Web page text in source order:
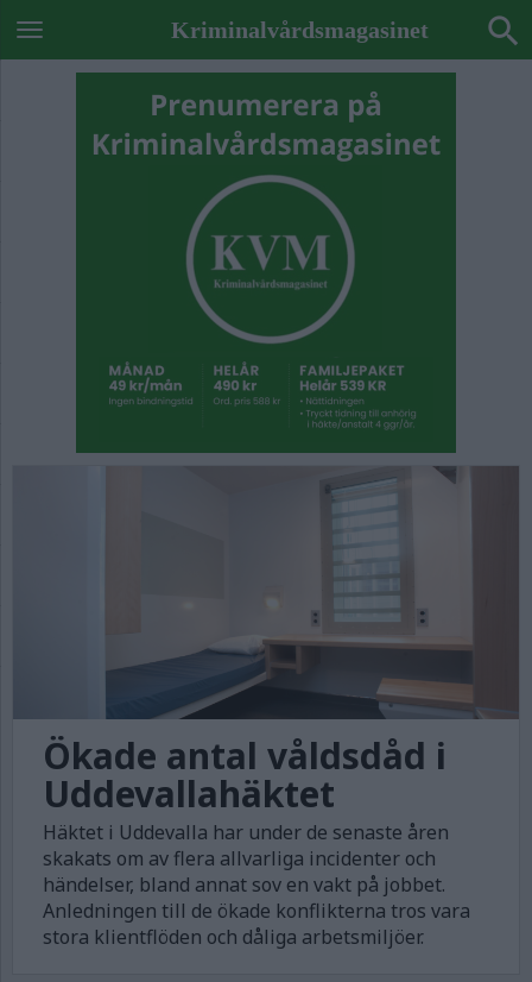
Kriminalvårdsmagasinet
Ökade antal våldsdåd i
Uddevallahäktet
Häktet i Uddevalla har under de senaste åren
skakats om av flera allvarliga incidenter och
händelser, bland annat sov en vakt på jobbet.
Anledningen till de ökade konflikterna tros vara
stora klientflöden och dåliga arbetsmiljöer.